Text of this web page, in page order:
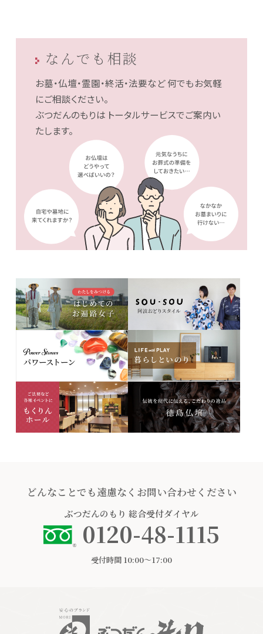
なんでも相談
お墓・仏壇・霊園・終活・法要など何でもお気軽
にご相談ください。
ぶつだんのもりは トータルサービスでご案内い
たします。
どんなことでも遠慮なくお問い合わせください
ぶつだんのもり 総合受付ダイヤル
0120-48-1115
受付時間 10:00〜17:00